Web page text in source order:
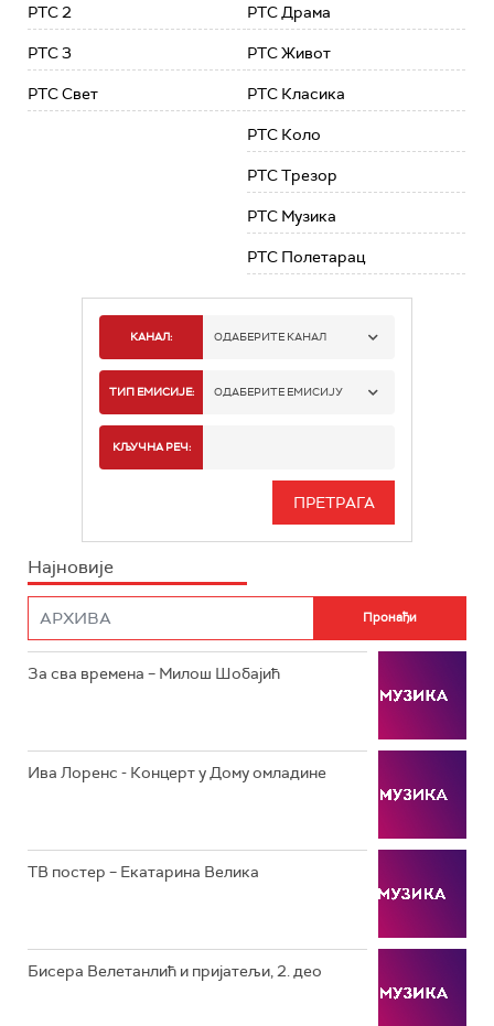
РТС 2
РТС 3
РТС Свет
РТС Драма
РТС Живот
РТС Класика
РТС Коло
РТС Трезор
РТС Музика
РТС Полетарац
КАНАЛ: ОДАБЕРИТЕ КАНАЛ
РТС 1
РТС 3
РТС ЖИВОТ
РТС КОЛО
ТИП ЕМИСИЈЕ: ОДАБЕРИТЕ ЕМИСИЈУ
ИНФО
КЉУЧНА РЕЧ:
Најновије
За сва времена – Милош Шобајић
Ива Лоренс - Концерт у Дому омладине
ТВ постер – Екатарина Велика
Бисера Велетанлић и пријатељи, 2. део